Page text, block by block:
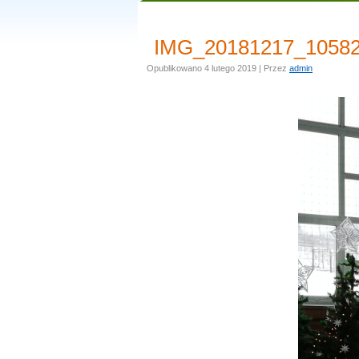
Opublikowano 4 lutego 2019 | Przez admin